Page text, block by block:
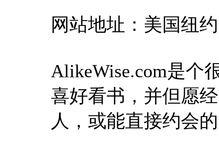
网站地址：美国纽约
AlikeWise.com是个
喜好看书，并但愿
人，或能直接约会